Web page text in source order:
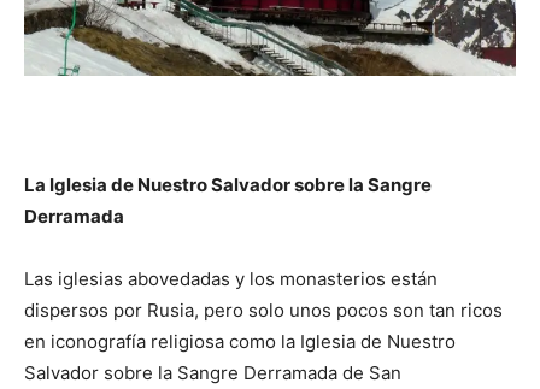
La Iglesia de Nuestro Salvador sobre la Sangre
Derramada
Las iglesias abovedadas y los monasterios están
dispersos por Rusia, pero solo unos pocos son tan ricos
en iconografía religiosa como la Iglesia de Nuestro
Salvador sobre la Sangre Derramada de San